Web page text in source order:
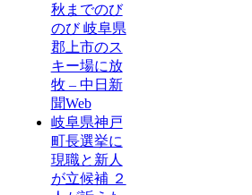
秋までのび
のび 岐阜県
郡上市のス
キー場に放
牧 – 中日新
聞Web
岐阜県神戸
町長選挙に
現職と新人
が立候補 ２